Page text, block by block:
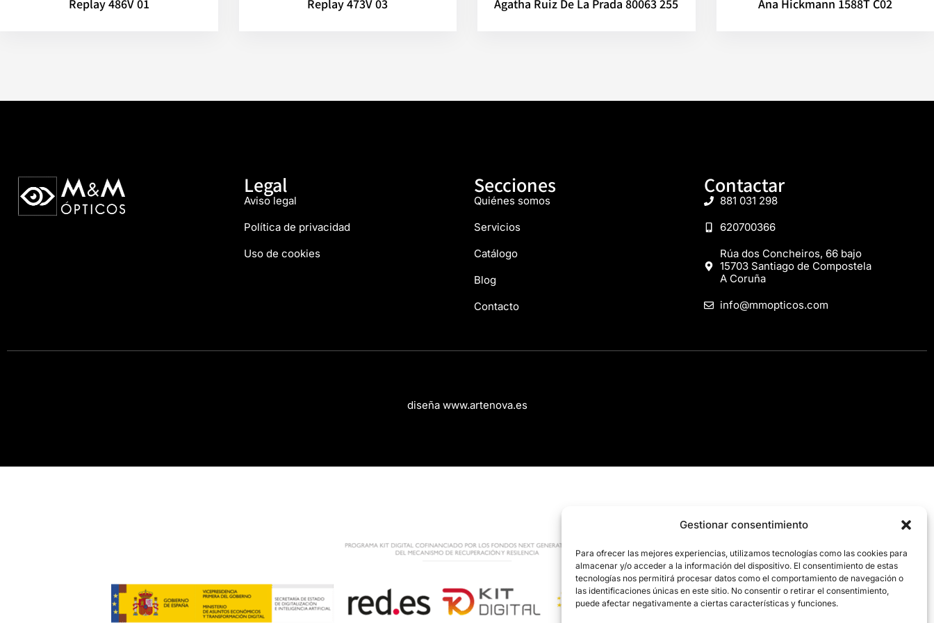
Gestionar consentimiento
Para ofrecer las mejores experiencias, utilizamos tecnologías como las cookies para
almacenar y/o acceder a la información del dispositivo. El consentimiento de estas
tecnologías nos permitirá procesar datos como el comportamiento de navegación o
las identificaciones únicas en este sitio. No consentir o retirar el consentimiento,
puede afectar negativamente a ciertas características y funciones.
Replay 486V 01 Replay 473V 03 Agatha Ruiz De La Prada 80063 255 Ana Hickmann 1588T C02
Legal
Aviso legal
Política de privacidad
Uso de cookies
Secciones
Quiénes somos
Servicios
Catálogo
Blog
Contacto
Contactar
881 031 298
620700366
Rúa dos Concheiros, 66 bajo
15703 Santiago de Compostela
A Coruña
info@mmopticos.com
diseña www.artenova.es